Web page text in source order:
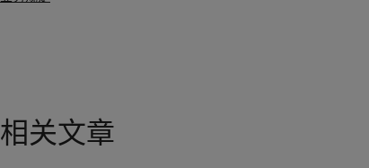
相关文章